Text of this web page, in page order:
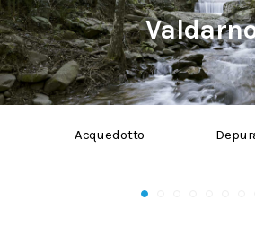
Innovazione
Sicurezza e Legalità
Acquedotto